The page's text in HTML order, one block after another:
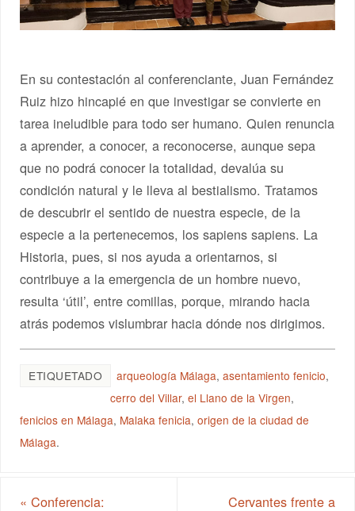
En su contestación al conferenciante, Juan Fernández
Ruiz hizo hincapié en que investigar se convierte en
tarea ineludible para todo ser humano. Quien renuncia
a aprender, a conocer, a reconocerse, aunque sepa
que no podrá conocer la totalidad, devalúa su
condición natural y le lleva al bestialismo. Tratamos
de descubrir el sentido de nuestra especie, de la
especie a la pertenecemos, los sapiens sapiens. La
Historia, pues, si nos ayuda a orientarnos, si
contribuye a la emergencia de un hombre nuevo,
resulta ‘útil’, entre comillas, porque, mirando hacia
atrás podemos vislumbrar hacia dónde nos dirigimos.
ETIQUETADO arqueología Málaga,asentamiento fenicio,
cerro del Villar,el Llano de la Virgen,
fenicios en Málaga, Malaka fenicia,origen de la ciudad de
Málaga.
« Conferencia: Cervantes frente a